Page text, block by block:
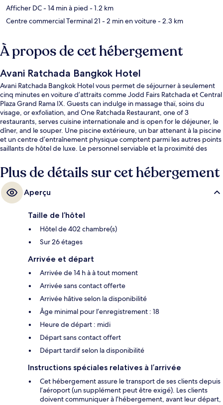
Afficher DC- 14 min à pied - 1.2 km
Centre commercial Terminal 21 - 2 min en voiture- 2.3 km
À propos de cet hébergement
Avani Ratchada Bangkok Hotel
Avani Ratchada Bangkok Hotel vous permet de séjourner à seulement
cinq minutes en voiture d’attraits comme Jodd Fairs Ratchada et Central
Plaza Grand Rama IX. Guests can indulge in massage thaï, soins du
visage, or exfoliation, and One Ratchada Restaurant, one of 3
restaurants, serves cuisine internationale and is open for le déjeuner, le
dîner, and le souper. Une piscine extérieure, un bar attenant à la piscine
et un centre d’entraînement physique comptent parmi les autres points
saillants de hôtel de luxe. Le personnel serviable et la proximité des
en commun se trouve à quelques minutes de marche : Station de MRT
Phra Ram 9 se trouve à 5 minutes et Station de Airport Rail Link
Makkasan est à 15 minutes.
Plus de détails sur cet hébergement
Aperçu
Taille de l’hôtel
Hôtel de 402 chambre(s)
Sur 26 étages
Arrivée et départ
Arrivée de 14 h à à tout moment
Arrivée sans contact offerte
Arrivée hâtive selon la disponibilité
Âge minimal pour l’enregistrement : 18
Heure de départ : midi
Départ sans contact offert
Départ tardif selon la disponibilité
Instructions spéciales relatives à l’arrivée
Cet hébergement assure le transport de ses clients depuis
l’aéroport (un supplément peut être exigé). Les clients
doivent communiquer à l’hébergement, avant leur départ,